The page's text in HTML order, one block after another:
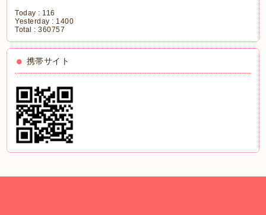
Today : 116
Yesterday : 1400
Total :360757
携帯サイト